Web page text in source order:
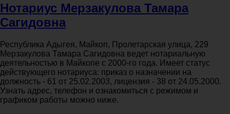
Нотариус Мерзакулова Тамара
Сагидовна
Республика Адыгея, Майкоп, Пролетарская улица, 229
Мерзакулова Тамара Сагидовна ведет нотариальную
деятельностью в Майкопе с 2000-го года. Имеет статус
действующего нотариуса: приказ о назначении на
должность - 61 от 25.02.2003, лицензия - 38 от 24.05.2000.
Узнать адрес, телефон и ознакомиться с режимом и
графиком работы можно ниже.